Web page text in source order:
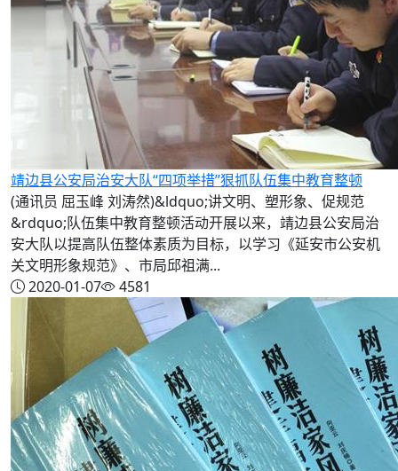
靖边县公安局治安大队“四项举措”狠抓队伍集中教育整顿
(通讯员 屈玉峰 刘涛然)&ldquo;讲文明、塑形象、促规范
&rdquo;队伍集中教育整顿活动开展以来，靖边县公安局治
安大队以提高队伍整体素质为目标，以学习《延安市公安机
关文明形象规范》、市局邱祖满...
2020-01-07
4581